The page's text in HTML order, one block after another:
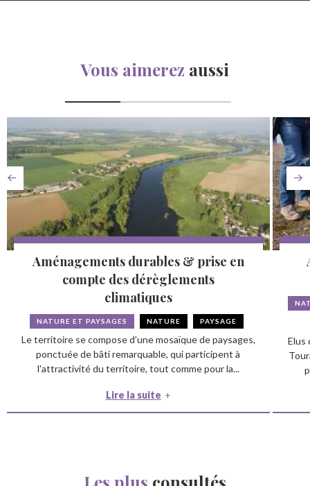
Vous aimerez aussi
Aménagements durables & prise en
compte des dérèglements
climatiques
NATURE ET PAYSAGES NATURE PAYSAGE
Le territoire se compose d’une mosaïque de paysages,
ponctuée de bâti remarquable, qui participent à
l'attractivité du territoire, tout comme pour la...
Lire la suite
Elus